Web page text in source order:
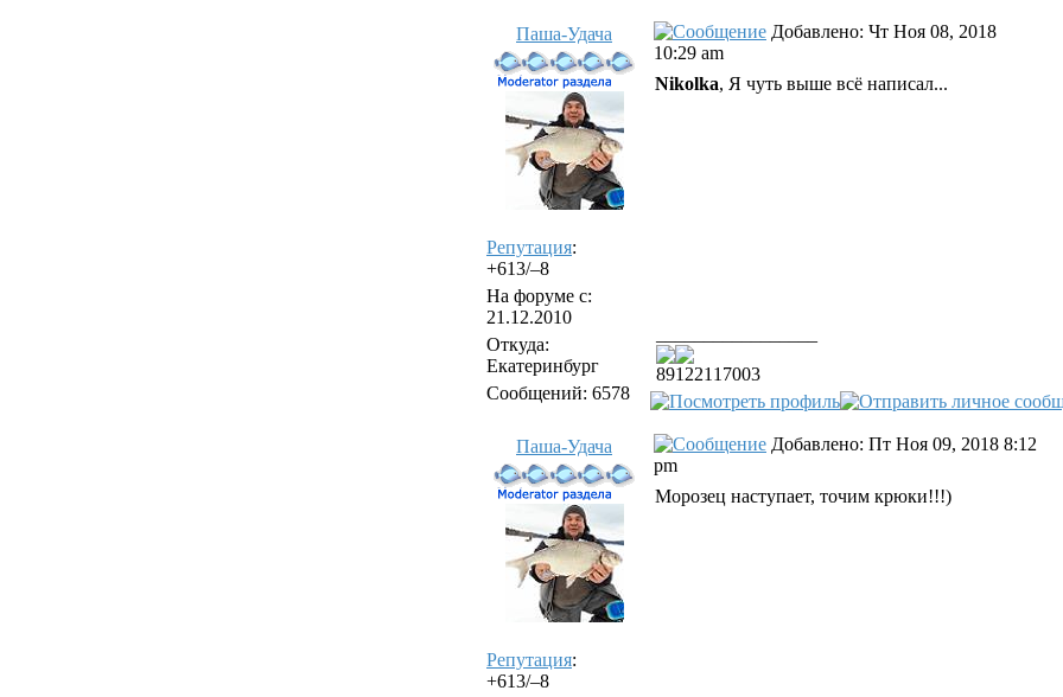
Паша-Удача
Репутация:
+613/–8
На форуме с:
21.12.2010
Откуда:
Екатеринбург
Сообщений: 6578
Добавлено: Чт Ноя 08, 2018
10:29 am
Nikolka, Я чуть выше всё написал...
89122117003
Паша-Удача
Репутация:
+613/–8
Добавлено: Пт Ноя 09, 2018 8:12
pm
Морозец наступает, точим крюки!!!)